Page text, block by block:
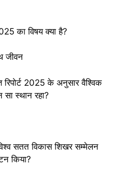
का विषय क्या है?
जीवन
2025 के अनुसार वैश्विक
सा स्थान रहा?
सतत विकास शिखर सम्मेलन
किया?